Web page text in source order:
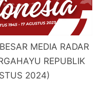
MEDIA RADAR
REPUBLIK
2024)